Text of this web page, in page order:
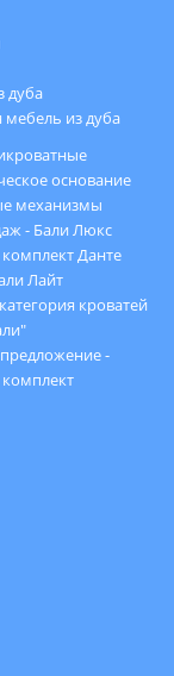
дуба
мебель из дуба
основание
механизмы
- Бали Люкс
Данте
Лайт
кроватей
-